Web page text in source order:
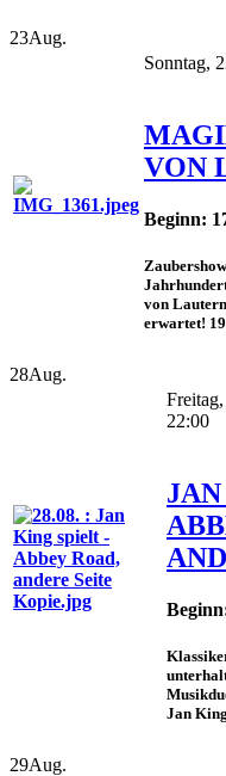
23Aug.
Sonntag,
VON
Beginn:
von
erwartet!
28Aug.
22:00
Jan
29Aug.